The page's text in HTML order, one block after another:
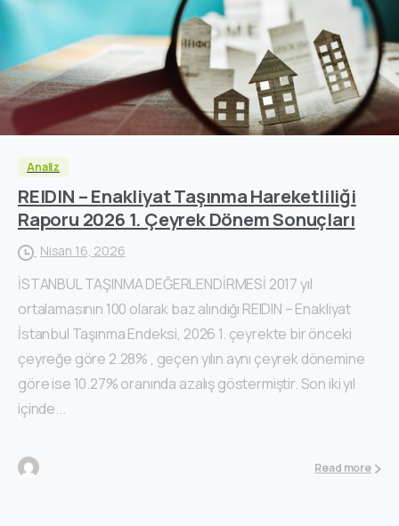
Analiz
REIDIN – Enakliyat Taşınma Hareketliliği
Raporu 2026 1. Çeyrek Dönem Sonuçları
Nisan 16, 2026
İSTANBUL TAŞINMA DEĞERLENDİRMESİ 2017 yıl
ortalamasının 100 olarak baz alındığı REIDIN – Enakliyat
İstanbul Taşınma Endeksi, 2026 1. çeyrekte bir önceki
çeyreğe göre 2.28% , geçen yılın aynı çeyrek dönemine
göre ise 10.27% oranında azalış göstermiştir. Son iki yıl
içinde...
Read more